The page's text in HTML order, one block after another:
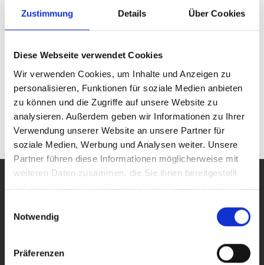
Zustimmung Details Über Cookies
Diese Webseite verwendet Cookies
Wir verwenden Cookies, um Inhalte und Anzeigen zu
personalisieren, Funktionen für soziale Medien anbieten
zu können und die Zugriffe auf unsere Website zu
analysieren. Außerdem geben wir Informationen zu Ihrer
Verwendung unserer Website an unsere Partner für
soziale Medien, Werbung und Analysen weiter. Unsere
Partner führen diese Informationen möglicherweise mit
weiteren Daten zusammen, die Sie ihnen bereitgestellt
haben oder die sie im Rahmen Ihrer Nutzung der Dienste
Notwendig
Präferenzen
TOE 8950
Anzahl Ausgänge:
1-2 (getaktet)
400 W 130 V
TOE 8870
1 (getaktet)
1500 W 400 V
Labor-, Leistungs- und Arbiträr-Netzgeräte
Funktions- und Arbiträr-Generatoren
Software WaveControl